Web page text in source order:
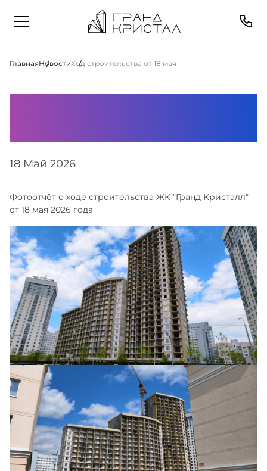
ГлавнаяНовостиХод строительства от 18 мая
18 Май 2026
Фотоотчёт о ходе строительства ЖК "Гранд Кристалл"
от 18 мая 2026 года